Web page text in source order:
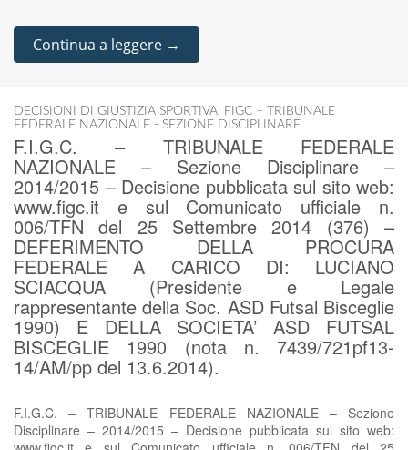
Continua a leggere →
DECISIONI DI GIUSTIZIA SPORTIVA, FIGC – TRIBUNALE
FEDERALE NAZIONALE - SEZIONE DISCIPLINARE
F.I.G.C. – TRIBUNALE FEDERALE
NAZIONALE – Sezione Disciplinare –
2014/2015 – Decisione pubblicata sul sito web:
www.figc.it e sul Comunicato ufficiale n.
006/TFN del 25 Settembre 2014 (376) –
DEFERIMENTO DELLA PROCURA
FEDERALE A CARICO DI: LUCIANO
SCIACQUA (Presidente e Legale
rappresentante della Soc. ASD Futsal Bisceglie
1990) E DELLA SOCIETA’ ASD FUTSAL
BISCEGLIE 1990 (nota n. 7439/721pf13-
14/AM/pp del 13.6.2014).
F.I.G.C. – TRIBUNALE FEDERALE NAZIONALE – Sezione
Disciplinare – 2014/2015 – Decisione pubblicata sul sito web: